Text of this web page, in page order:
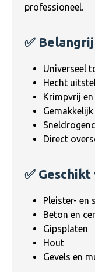
professioneel.
✅
Universeel
Hecht
Krimpvrij
Sneldrogend
Direct
✅
Pleister- en
Beton en
Gipsplaten
Hout
Gevels en